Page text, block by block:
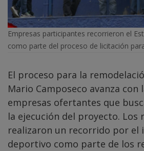
Empresas participantes recorrieron el
como parte del proceso de licitación
El proceso para la
Mario Camposeco avanza con
empresas ofertantes que
la ejecución del proyecto. Los
realizaron un recorrido por el
deportivo como parte de los